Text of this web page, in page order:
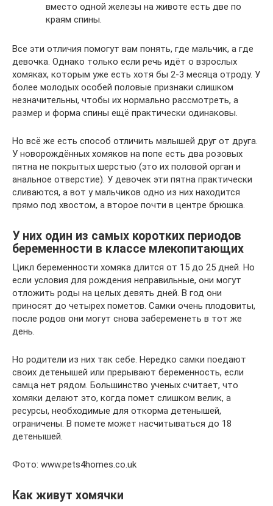
вместо одной железы на животе есть две по
краям спины.
Все эти отличия помогут вам понять, где мальчик, а где
девочка. Однако только если речь идёт о взрослых
хомяках, которым уже есть хотя бы 2-3 месяца отроду. У
более молодых особей половые признаки слишком
незначительны, чтобы их нормально рассмотреть, а
размер и форма спины ещё практически одинаковы.
Но всё же есть способ отличить малышей друг от друга.
У новорождённых хомяков на попе есть два розовых
пятна не покрытых шерстью (это их половой орган и
анальное отверстие). У девочек эти пятна практически
сливаются, а вот у мальчиков одно из них находится
прямо под хвостом, а второе почти в центре брюшка.
У них один из самых коротких периодов
беременности в классе млекопитающих
Цикл беременности хомяка длится от 15 до 25 дней. Но
если условия для рождения неправильные, они могут
отложить роды на целых девять дней. В год они
приносят до четырех пометов. Самки очень плодовиты,
после родов они могут снова забеременеть в тот же
день.
Но родители из них так себе. Нередко самки поедают
своих детенышей или прерывают беременность, если
самца нет рядом. Большинство ученых считает, что
хомяки делают это, когда помет слишком велик, а
ресурсы, необходимые для откорма детенышей,
ограничены. В помете может насчитываться до 18
детенышей.
Фото: www.pets4homes.co.uk
Как живут хомячки